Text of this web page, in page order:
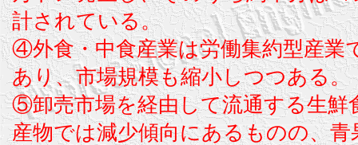
計されている。
④外食・中食産業は労働集約型産業
あり、市場規模も縮小しつつある。
⑤卸売市場を経由して流通する生鮮
産物では減少傾向にあるものの、